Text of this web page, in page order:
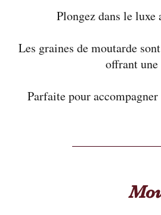
Plongez dans le luxe
Les graines de moutarde
offrant une
Parfaite pour